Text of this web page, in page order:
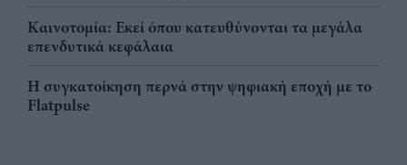
Καινοτομία: Εκεί όπου κατευθύνονται τα μεγάλα
επενδυτικά κεφάλαια
Η συγκατοίκηση περνά στην ψηφιακή εποχή με το
Flatpulse